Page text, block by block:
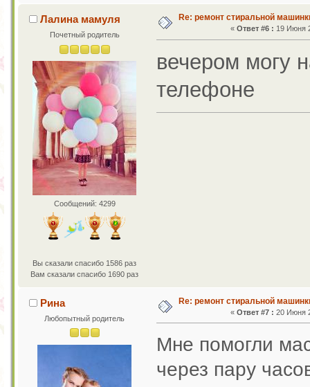
Лалина мамуля
Почетный родитель
Сообщений: 4299
Вы сказали спасибо 1586 раз
Вам сказали спасибо 1690 раз
Re: ремонт стиральной
«Ответ #6 : 19 Июня
вечером могу
телефоне
Рина
Любопытный родитель
Re: ремонт стиральной
« Ответ #7 : 20 Июня
Мне помогли
через пару